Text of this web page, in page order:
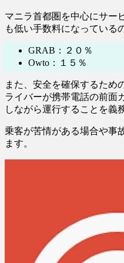
マニラ首都圏を中心にサー
も低い手数料になっている
GRAB：２０％
Owto：１５％
また、安全を確保するため
ライバーが携帯電話の前面
しながら運行することを義
乗客が苦情がある場合や事
ます。